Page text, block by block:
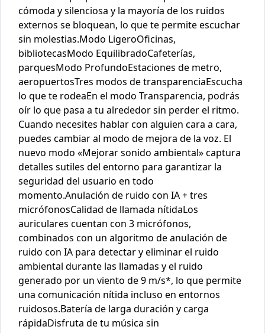
cómoda y silenciosa y la mayoría de los ruidos
externos se bloquean, lo que te permite escuchar
sin molestias.Modo LigeroOficinas,
bibliotecasModo EquilibradoCafeterías,
parquesModo ProfundoEstaciones de metro,
aeropuertosTres modos de transparenciaEscucha
lo que te rodeaEn el modo Transparencia, podrás
oír lo que pasa a tu alrededor sin perder el ritmo.
Cuando necesites hablar con alguien cara a cara,
puedes cambiar al modo de mejora de la voz. El
nuevo modo «Mejorar sonido ambiental» captura
detalles sutiles del entorno para garantizar la
seguridad del usuario en todo
momento.Anulación de ruido con IA + tres
micrófonosCalidad de llamada nítidaLos
auriculares cuentan con 3 micrófonos,
combinados con un algoritmo de anulación de
ruido con IA para detectar y eliminar el ruido
ambiental durante las llamadas y el ruido
generado por un viento de 9 m/s*, lo que permite
una comunicación nítida incluso en entornos
ruidosos.Batería de larga duración y carga
rápidaDisfruta de tu música sin